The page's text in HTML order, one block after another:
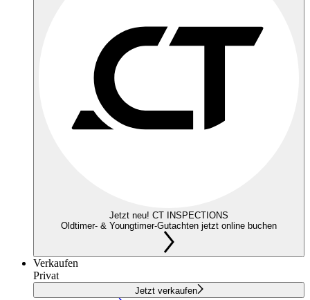
Jetzt neu! CT INSPECTIONS
Oldtimer- & Youngtimer-Gutachten jetzt online buchen
Verkaufen
Privat
Jetzt verkaufen